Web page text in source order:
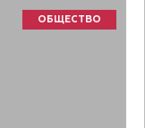
ОБЩЕСТВО